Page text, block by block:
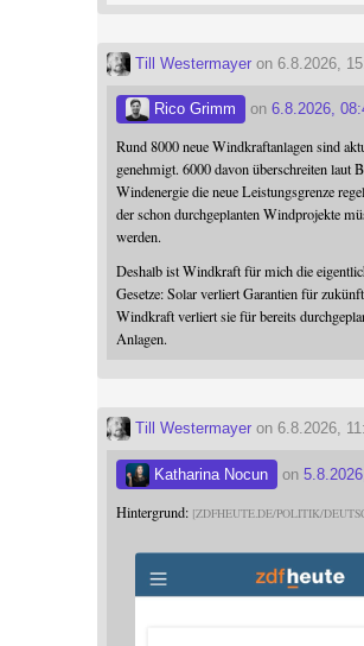
Till Westermayer on 6.8.2026,
Rico Grimm on6.8.2026,
Rund 8000 neue Windkraftanlagen sind
genehmigt. 6000 davon überschreiten laut
Windenergie die neue Leistungsgrenze
der schon durchgeplanten Windprojekte
werden.
Deshalb ist Windkraft für mich die
Gesetze: Solar verliert Garantien für
Windkraft verliert sie für bereits
Anlagen.
Till Westermayer on 6.8.2026,
Katharina Nocun on
Hintergrund: ZDFHEUTE.DE/POLITIK/